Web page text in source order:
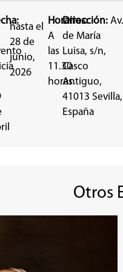
hasta el
28 de
junio,
2026
Horarios:
A
las
11.30
horas.
Dirección:Av.
de María
Luisa, s/n,
Casco
Antiguo,
41013 Sevilla,
España
Otros